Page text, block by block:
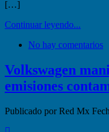
[…]
Continuar leyendo...
No hay comentarios
Volkswagen
emisiones
Publicado por Red Mx